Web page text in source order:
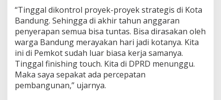
t
“Tinggal dikontrol proyek-proyek strategis di Kota
Bandung. Sehingga di akhir tahun anggaran
penyerapan semua bisa tuntas. Bisa dirasakan oleh
warga Bandung merayakan hari jadi kotanya. Kita
ini di Pemkot sudah luar biasa kerja samanya.
Tinggal finishing touch. Kita di DPRD menunggu.
Maka saya sepakat ada percepatan
pembangunan,” ujarnya.